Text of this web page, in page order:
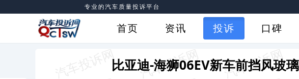
专业的汽车质量投诉平台
首页 资讯 投诉 口碑
比亚迪-海狮06EV新车前挡风玻